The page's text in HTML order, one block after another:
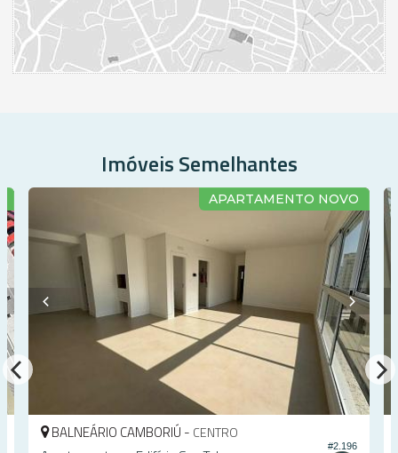
Rua 1400
Centro
Balneário Camboriú /SC
ver mapa abaixo
Imóveis Semelhantes
APARTAMENTO NOVO
#2.196
BALNEÁRIO CAMBORIÚ - CENTRO